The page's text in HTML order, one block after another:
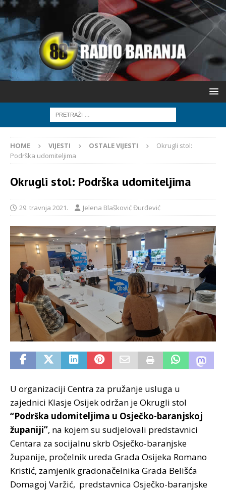
HOME VIJESTI OSTALE VIJESTI
Okrugli stol:
Podrška udomiteljima
Okrugli stol: Podrška udomiteljima
29. travnja 2021. Jelena Blašković Đurđević
U organizaciji Centra za pružanje usluga u
zajednici Klasje Osijek održan je Okrugli stol
“Podrška udomiteljima u Osječko-baranjskoj
županiji”, na kojem su sudjelovali predstavnici
Centara za socijalnu skrb Osječko-baranjske
županije, pročelnik ureda Grada Osijeka Romano
Kristić, zamjenik gradonačelnika Grada Belišća
Domagoj Varžić, predstavnica Osječko-baranjske